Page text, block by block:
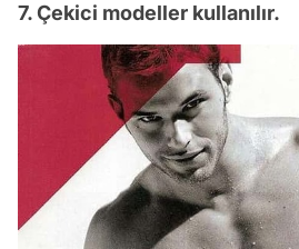
7. Çekici modeller kullanılır.